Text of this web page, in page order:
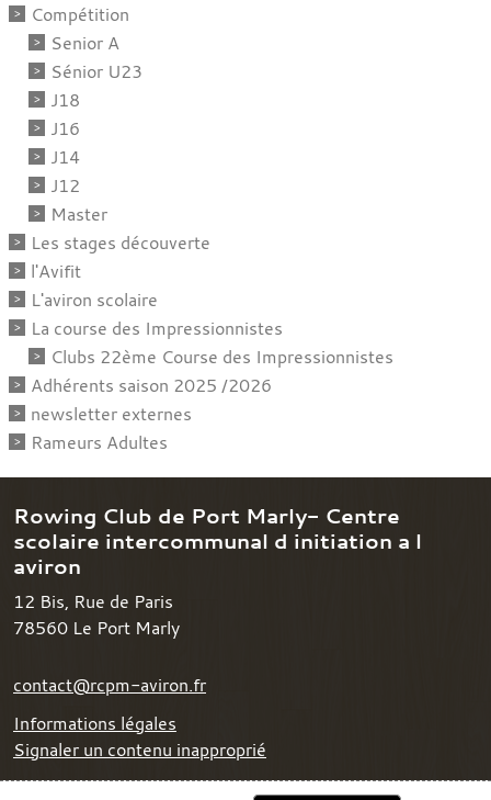
Compétition
Senior A
Sénior U23
J18
J16
J14
J12
Master
Les stages découverte
l'Avifit
L'aviron scolaire
La course des Impressionnistes
Clubs 22ème Course des Impressionnistes
Adhérents saison 2025 /2026
newsletter externes
Rameurs Adultes
Rowing Club de Port Marly- Centre
scolaire intercommunal d initiation a l
aviron
12 Bis, Rue de Paris
78560 Le Port Marly
contact@rcpm-aviron.fr
Informations légales
Signaler un contenu inapproprié